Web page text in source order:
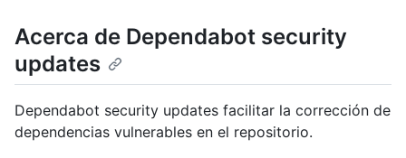
Acerca de Dependabot security
updates
Dependabot security updates facilitar la corrección de
dependencias vulnerables en el repositorio.